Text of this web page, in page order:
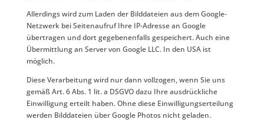
Allerdings wird zum Laden der Bilddateien aus dem Google-
Netzwerk bei Seitenaufruf Ihre IP-Adresse an Google
übertragen und dort gegebenenfalls gespeichert. Auch eine
Übermittlung an Server von Google LLC. In den USA ist
möglich.
Diese Verarbeitung wird nur dann vollzogen, wenn Sie uns
gemäß Art. 6 Abs. 1 lit. a DSGVO dazu Ihre ausdrückliche
Einwilligung erteilt haben. Ohne diese Einwilligungserteilung
werden Bilddateien über Google Photos nicht geladen.